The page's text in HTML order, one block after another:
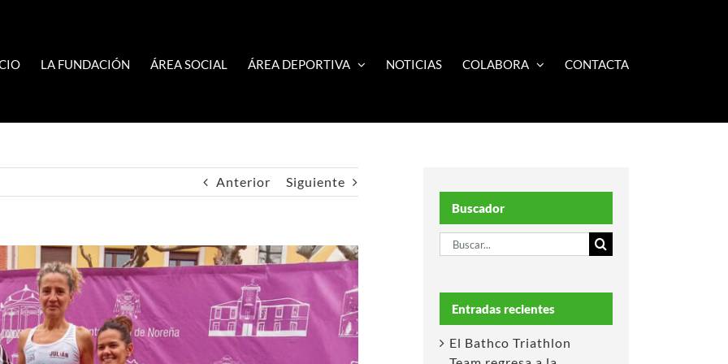
LA FUNDACIÓN ÁREA SOCIAL ÁREA DEPORTIVA NOTICIAS COLABORA CONTACTA
Anterior Siguiente
Buscador
Buscar:
Entradas recientes
El Bathco Triathlon